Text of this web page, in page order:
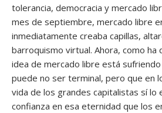
tolerancia, democracia y mercado
mes de septiembre, mercado libre
inmediatamente creaba capillas,
barroquismo virtual. Ahora, como ha
idea de mercado libre está
puede no ser terminal, pero que en
vida de los grandes capitalistas sí lo
confianza en esa eternidad que los